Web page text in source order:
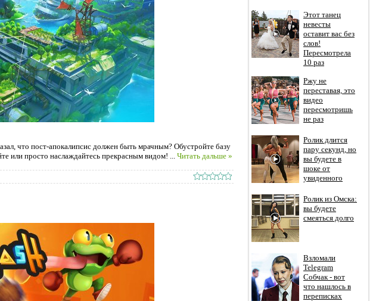
что пост-апокалипсис должен быть мрачным? Обустройте базу
или просто наслаждайтесь прекрасным видом!
Читать дальше »
Этот танец
невесты
оставит вас без
слов!
Пересмотрела
10 раз
Ржу не
переставая, это
видео
пересмотришь
не раз
Ролик длится
пару секунд, но
вы будете в
шоке от
увиденного
Ролик из Омска:
вы будете
смеяться долго
Взломали
Telegram
Собчак - вот
что нашлось в
переписках